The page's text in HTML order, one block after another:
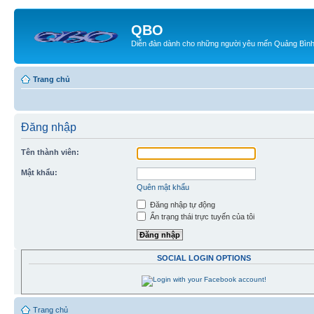
QBO
Diễn đàn dành cho những người yêu mến Quảng Bình
Trang chủ
Đăng nhập
Tên thành viên:
Mật khẩu:
Quên mật khẩu
Đăng nhập tự động
Ẩn trạng thái trực tuyến của tôi
SOCIAL LOGIN OPTIONS
Trang chủ